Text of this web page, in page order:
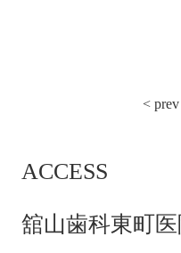
< prev
ACCESS
舘山歯科東町